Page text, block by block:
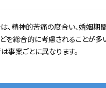
、精神的苦痛の度合い、婚姻期
を総合的に考慮されることが多
事案ごとに異なります。